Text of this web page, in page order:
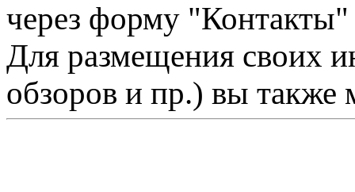
через форму "Контакты"
Для размещения своих
обзоров и пр.) вы также